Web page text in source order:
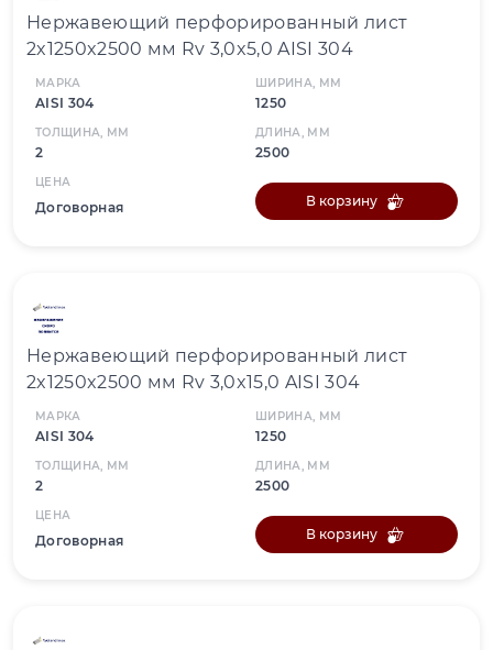
Нержавеющий перфорированный лист
2x1250x2500 мм Rv 3,0x5,0 AISI 304
МАРКА
AISI 304
ШИРИНА, ММ
1250
ТОЛЩИНА, ММ
2
ДЛИНА, ММ
2500
ЦЕНА
Договорная В корзину
Нержавеющий перфорированный лист
2x1250x2500 мм Rv 3,0x15,0 AISI 304
МАРКА
AISI 304
ШИРИНА, ММ
1250
ТОЛЩИНА, ММ
2
ДЛИНА, ММ
2500
ЦЕНА
Договорная В корзину